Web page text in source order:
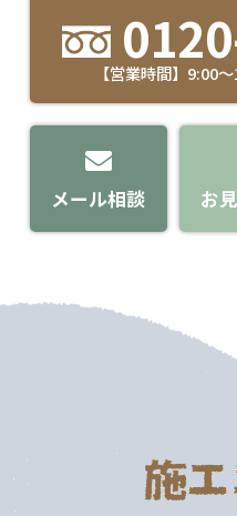
【営業時間】9:00
メール相談 お